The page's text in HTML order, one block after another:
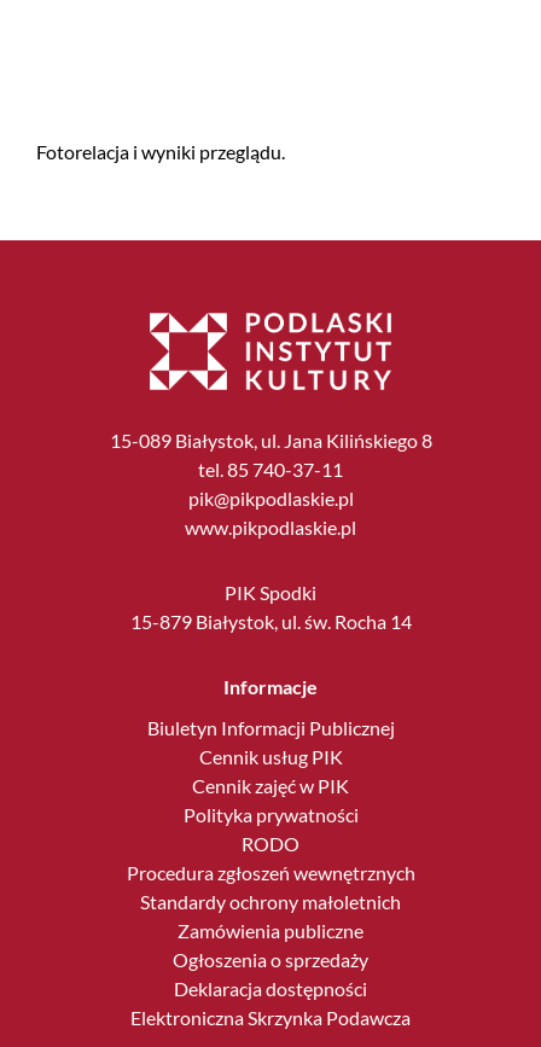
Fotorelacja i wyniki przeglądu.
15-089 Białystok, ul. Jana Kilińskiego 8
tel. 85 740-37-11
pik@pikpodlaskie.pl
www.pikpodlaskie.pl
PIK Spodki
15-879 Białystok, ul. św. Rocha 14
Informacje
Biuletyn Informacji Publicznej
Cennik usług PIK
Cennik zajęć w PIK
Polityka prywatności
RODO
Procedura zgłoszeń wewnętrznych
Standardy ochrony małoletnich
Zamówienia publiczne
Ogłoszenia o sprzedaży
Deklaracja dostępności
Elektroniczna Skrzynka Podawcza